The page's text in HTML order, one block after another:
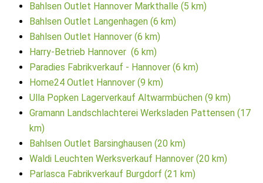
Bahlsen Outlet Hannover Markthalle (5 km)
Bahlsen Outlet Langenhagen (6 km)
Bahlsen Outlet Hannover (6 km)
Harry-Betrieb Hannover (6 km)
Paradies Fabrikverkauf - Hannover (6 km)
Home24 Outlet Hannover (9 km)
Ulla Popken Lagerverkauf Altwarmbüchen (9 km)
Gramann Landschlachterei Werksladen Pattensen (17
km)
Bahlsen Outlet Barsinghausen (20 km)
Waldi Leuchten Werksverkauf Hannover (20 km)
Parlasca Fabrikverkauf Burgdorf (21 km)